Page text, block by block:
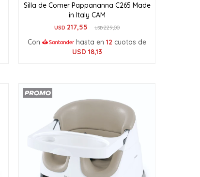
Silla de Comer Pappananna C265 Made
in Italy CAM
USD 217,55 USD229,00
Con hasta en12 cuotas de
USD 18,13